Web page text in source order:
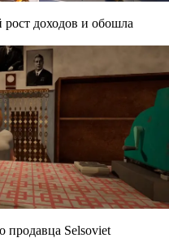
рост доходов и обошла
продавца Selsoviet